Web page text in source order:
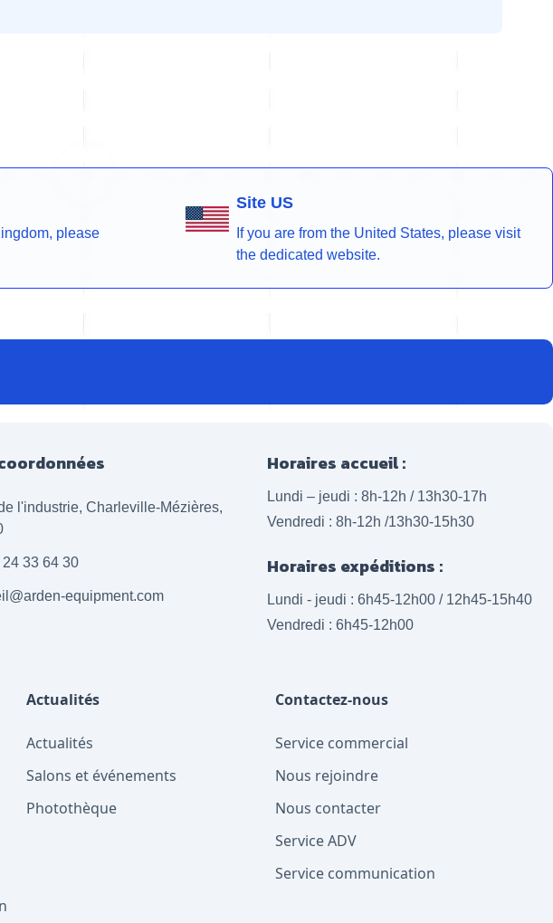
please
Site US
If you are from the United States, please visit
the dedicated website.
l'industrie, Charleville-Mézières,
33 64 30
equipment.com
Horaires accueil :
Lundi – jeudi : 8h-12h / 13h30-17h
Vendredi : 8h-12h /13h30-15h30
Horaires expéditions :
Lundi - jeudi : 6h45-12h00 / 12h45-15h40
Vendredi : 6h45-12h00
Actualités
Actualités
Salons et événements
Photothèque
Contactez-nous
Service commercial
Nous rejoindre
Nous contacter
Service ADV
Service communication